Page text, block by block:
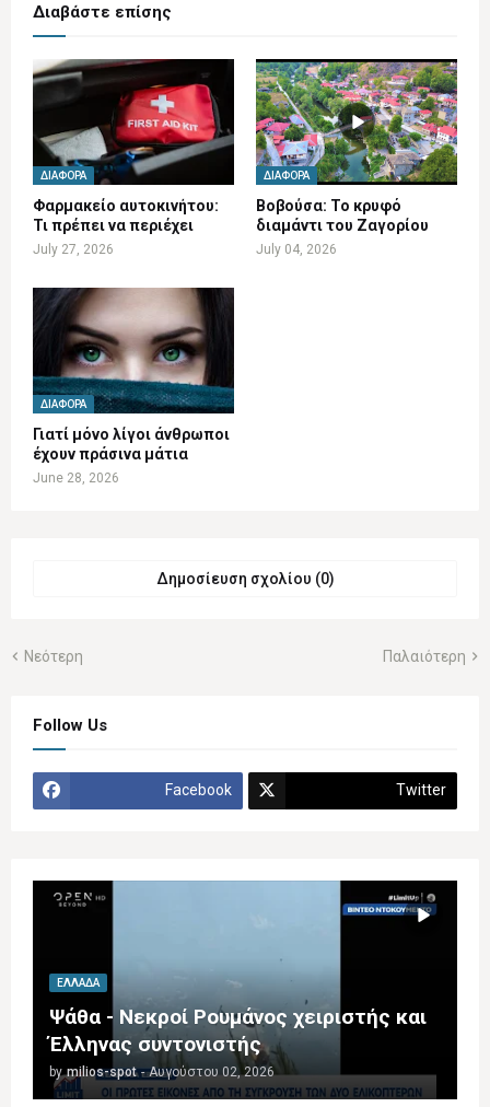
Διαβάστε επίσης
ΔΙΆΦΟΡΑ
Φαρμακείο αυτοκινήτου:
Τι πρέπει να περιέχει
July 27, 2026
ΔΙΆΦΟΡΑ
Βοβούσα: Το κρυφό
διαμάντι του Ζαγορίου
July 04, 2026
ΔΙΆΦΟΡΑ
Γιατί μόνο λίγοι άνθρωποι
έχουν πράσινα μάτια
June 28, 2026
Δημοσίευση σχολίου (0)
Νεότερη Παλαιότερη
Follow Us
Facebook Twitter
ΕΛΛΆΔΑ
Ψάθα - Νεκροί Ρουμάνος χειριστής και
Έλληνας συντονιστής
by milios-spot - Αυγούστου 02, 2026